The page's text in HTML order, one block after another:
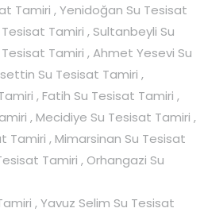
Tamiri , Yenidoğan Su Tesisat
Tamiri , Sultanbeyli Su
Tamiri , Ahmet Yesevi Su
Su Tesisat Tamiri ,
, Fatih Su Tesisat Tamiri ,
, Mecidiye Su Tesisat Tamiri ,
Tamiri , Mimarsinan Su Tesisat
Tamiri , Orhangazi Su
, Yavuz Selim Su Tesisat